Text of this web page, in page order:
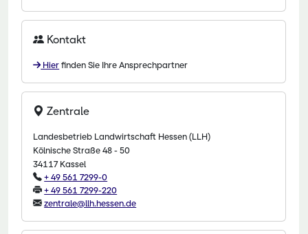
Kontakt
Hier finden Sie Ihre Ansprechpartner
Zentrale
Landesbetrieb Landwirtschaft Hessen (LLH)
Kölnische Straße 48 - 50
34117 Kassel
+ 49 561 7299-0
+ 49 561 7299-220
zentrale@llh.hessen.de